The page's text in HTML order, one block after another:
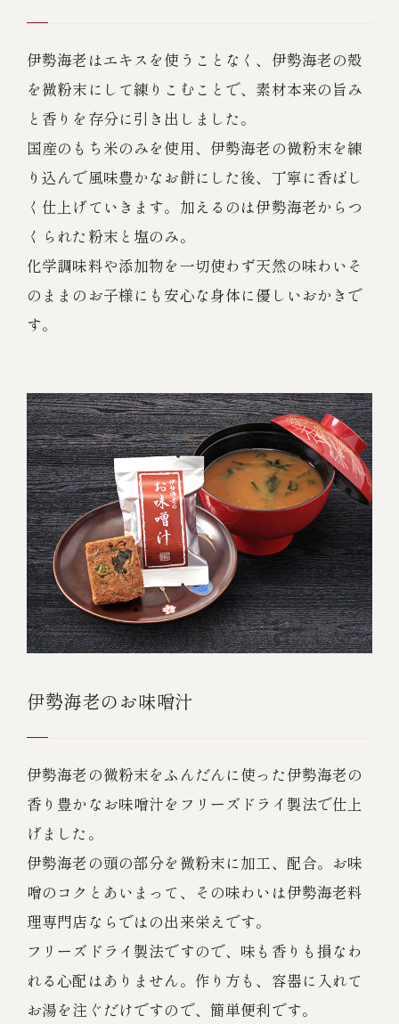
伊勢海老はエキスを使うことなく、伊勢海老の殻
を微粉末にして練りこむことで、素材本来の旨み
と香りを存分に引き出しました。
国産のもち米のみを使用、伊勢海老の微粉末を練
り込んで風味豊かなお餅にした後、丁寧に香ばし
く仕上げていきます。加えるのは伊勢海老からつ
くられた粉末と塩のみ。
化学調味料や添加物を一切使わず天然の味わいそ
のままのお子様にも安心な身体に優しいおかきで
す。
伊勢海老のお味噌汁
伊勢海老の微粉末をふんだんに使った伊勢海老の
香り豊かなお味噌汁をフリーズドライ製法で仕上
げました。
伊勢海老の頭の部分を微粉末に加工、配合。お味
噌のコクとあいまって、その味わいは伊勢海老料
理専門店ならではの出来栄えです。
フリーズドライ製法ですので、味も香りも損なわ
れる心配はありません。作り方も、容器に入れて
お湯を注ぐだけですので、簡単便利です。